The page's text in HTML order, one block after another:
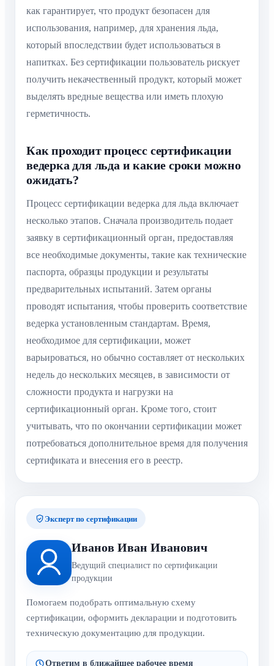
как гарантирует, что продукт безопасен для
использования, например, для хранения льда,
который впоследствии будет использоваться в
напитках. Без сертификации пользователь рискует
получить некачественный продукт, который может
выделять вредные вещества или иметь плохую
герметичность.
Как проходит процесс сертификации
ведерка для льда и какие сроки можно
ожидать?
Процесс сертификации ведерка для льда включает
несколько этапов. Сначала производитель подает
заявку в сертификационный орган, предоставляя
все необходимые документы, такие как технические
паспорта, образцы продукции и результаты
предварительных испытаний. Затем органы
проводят испытания, чтобы проверить соответствие
ведерка установленным стандартам. Время,
необходимое для сертификации, может
варьироваться, но обычно составляет от нескольких
недель до нескольких месяцев, в зависимости от
сложности продукта и нагрузки на
сертификационный орган. Кроме того, стоит
учитывать, что по окончании сертификации может
потребоваться дополнительное время для получения
сертификата и внесения его в реестр.
Эксперт по сертификации
Иванов Иван Иванович
Ведущий специалист по сертификации
продукции
Помогаем подобрать оптимальную схему
сертификации, оформить декларации и подготовить
техническую документацию для продукции.
Ответим в ближайшее рабочее время